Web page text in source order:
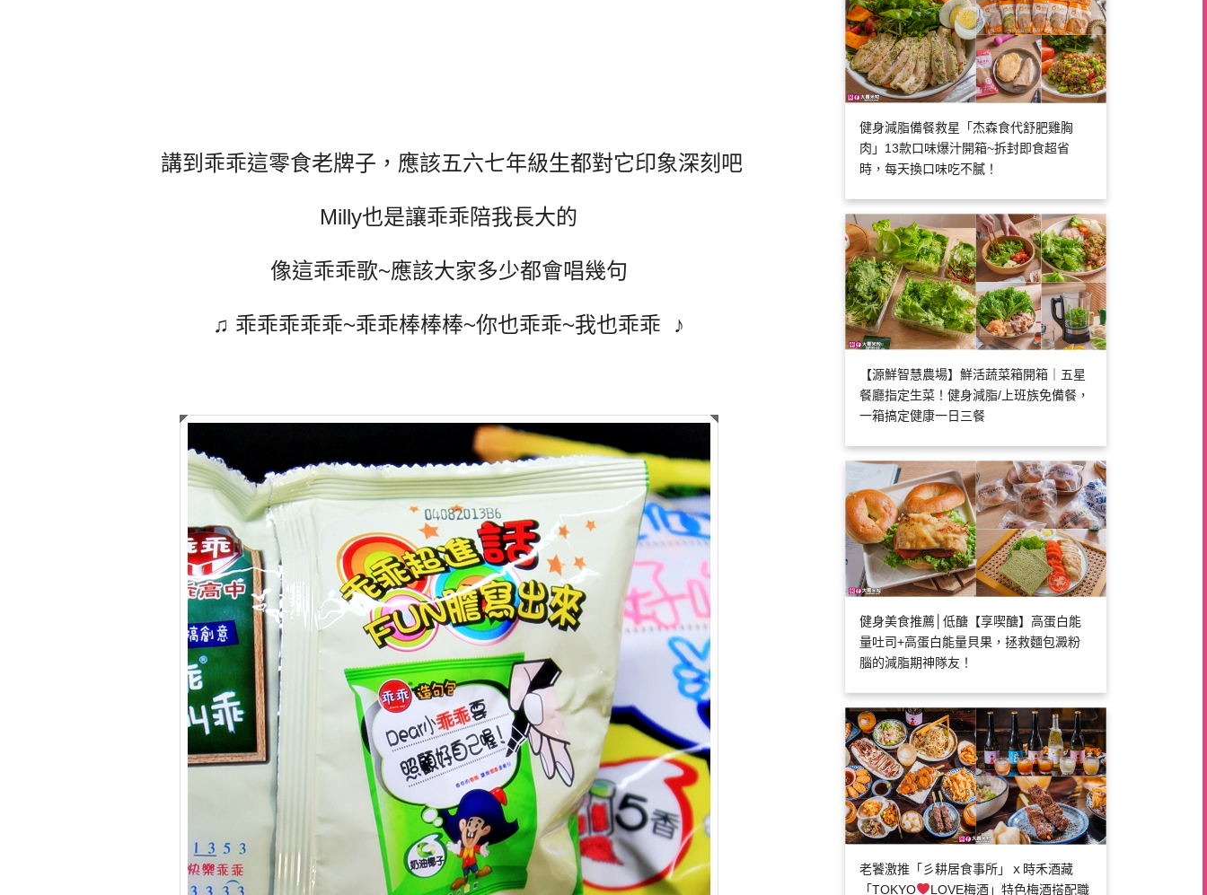
講到乖乖這零食老牌子，應該五六七年級生都對它印象深刻吧
Milly也是讓乖乖陪我長大的
像這乖乖歌~應該大家多少都會唱幾句
♫ 乖乖乖乖乖~乖乖棒棒棒~你也乖乖~我也乖乖 ♪
健身減脂備餐救星「杰森食代舒肥雞胸
肉」13款口味爆汁開箱~拆封即食超省
時，每天換口味吃不膩！
【源鮮智慧農場】鮮活蔬菜箱開箱｜五星
餐廳指定生菜！健身減脂/上班族免備餐，
一箱搞定健康一日三餐
健身美食推薦│低醣【享喫醣】高蛋白能
量吐司+高蛋白能量貝果，拯救麵包澱粉
腦的減脂期神隊友！
老饕激推「彡耕居食事所」ｘ時禾酒藏
「TOKYO
LOVE梅酒」特色梅酒搭配職